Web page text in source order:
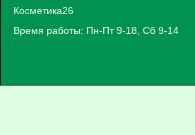
Косметика26
Время работы: Пн-Пт 9-18, Сб 9-14